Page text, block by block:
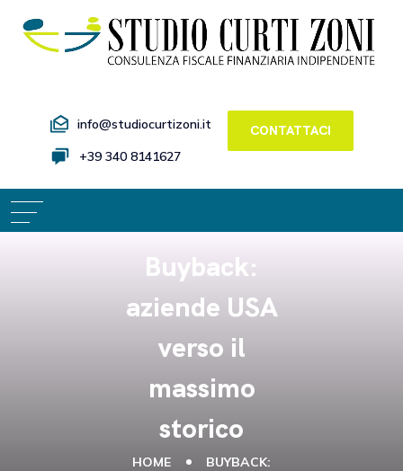
info@studiocurtizoni.it
+39 340 8141627
CONTATTACI
Buyback:
aziende USA
verso il
massimo
storico
HOME
BUYBACK: